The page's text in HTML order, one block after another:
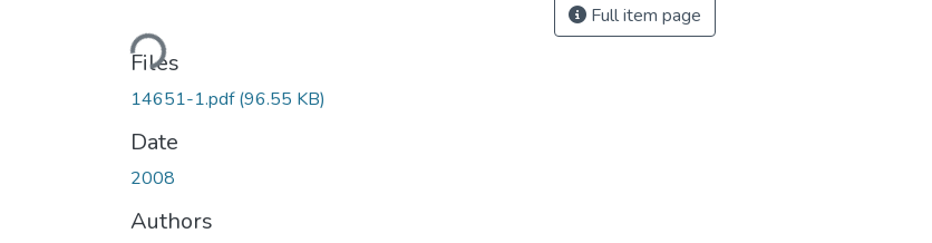
Loading...
Files
14651-1.pdf(96.55 KB)
Date
2008
Authors
Full item page